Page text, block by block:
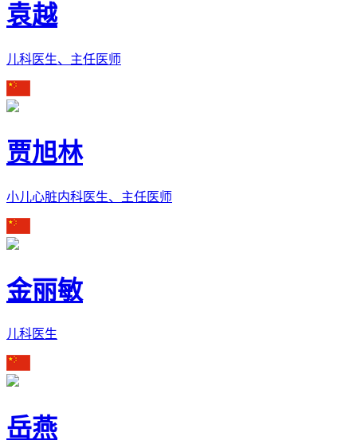
袁越
儿科医生、主任医师
贾旭林
小儿心脏内科医生、主任医师
金丽敏
儿科医生
岳燕